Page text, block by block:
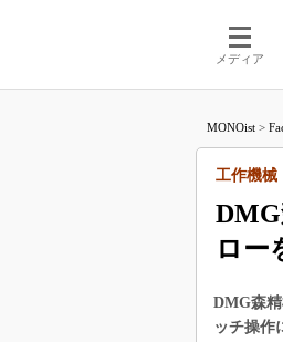
メディア
MONOist >
ロー
工作機械
DMG森
ッチ操作